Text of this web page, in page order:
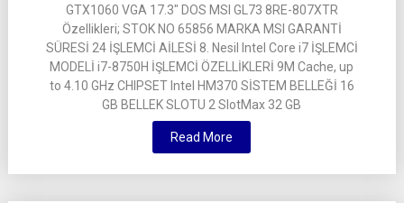
GTX1060 VGA 17.3″ DOS MSI GL73 8RE-807XTR
Özellikleri; STOK NO 65856 MARKA MSI GARANTİ
SÜRESİ 24 İŞLEMCİ AİLESİ 8. Nesil Intel Core i7 İŞLEMCİ
MODELİ i7-8750H İŞLEMCİ ÖZELLİKLERİ 9M Cache, up
to 4.10 GHz CHIPSET Intel HM370 SİSTEM BELLEĞİ 16
GB BELLEK SLOTU 2 SlotMax 32 GB
Read More